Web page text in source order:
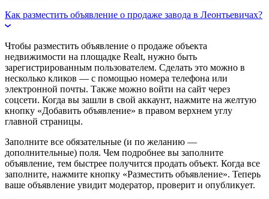
Как разместить объявление о продаже завода в Леонтьевичах?
Чтобы разместить объявление о продаже объекта
недвижимости на площадке Realt, нужно быть
зарегистрированным пользователем. Сделать это можно в
несколько кликов — с помощью номера телефона или
электронной почты. Также можно войти на сайт через
соцсети. Когда вы зашли в свой аккаунт, нажмите на желтую
кнопку «Добавить объявление» в правом верхнем углу
главной страницы.
Заполните все обязательные (и по желанию —
дополнительные) поля. Чем подробнее вы заполните
объявление, тем быстрее получится продать объект. Когда все
заполните, нажмите кнопку «Разместить объявление». Теперь
ваше объявление увидит модератор, проверит и опубликует.